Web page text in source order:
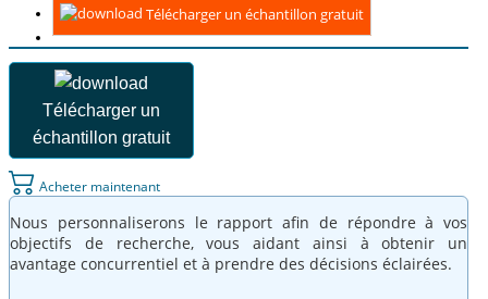
Télécharger un échantillon gratuit
Télécharger un
échantillon gratuit
Acheter maintenant
Nous personnaliserons le rapport afin de répondre à vos
objectifs de recherche, vous aidant ainsi à obtenir un
avantage concurrentiel et à prendre des décisions éclairées.